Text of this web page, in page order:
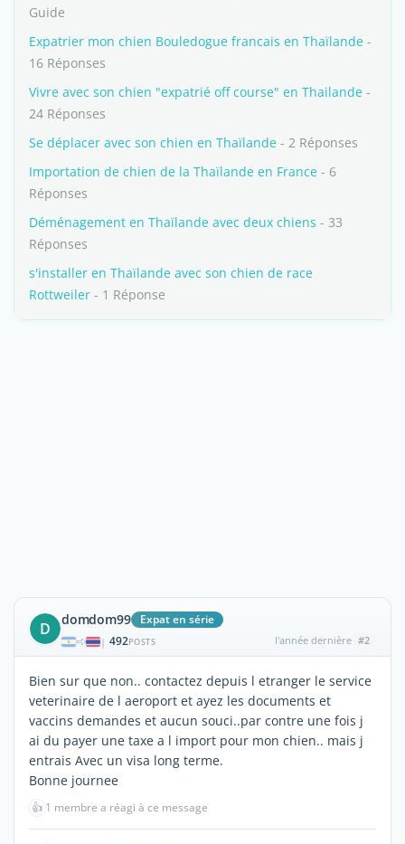
Guide
Expatrier mon chien Bouledogue francais en Thaïlande -
16 Réponses
Vivre avec son chien "expatrié off course" en Thailande -
24 Réponses
Se déplacer avec son chien en Thaïlande - 2 Réponses
Importation de chien de la Thaïlande en France - 6
Réponses
Déménagement en Thaïlande avec deux chiens - 33
Réponses
s'installer en Thaïlande avec son chien de race
Rottweiler - 1 Réponse
D domdom99 Expat en série
| 492POSTS l'année dernière #2
Bien sur que non.. contactez depuis l etranger le service
veterinaire de l aeroport et ayez les documents et
vaccins demandes et aucun souci..par contre une fois j
ai du payer une taxe a l import pour mon chien.. mais j
entrais Avec un visa long terme.
Bonne journee
👍 1 membre a réagi à ce message